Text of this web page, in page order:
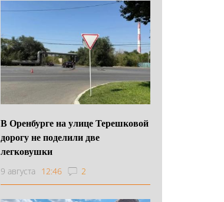
В Оренбурге на улице Терешковой
дорогу не поделили две
легковушки
9 августа 12:46 2